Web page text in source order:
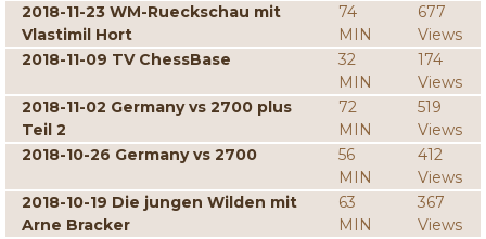
2018-11-23 WM-Rueckschau mit
Vlastimil Hort
74
MIN
677
Views
2018-11-09 TV ChessBase
32
MIN
174
Views
2018-11-02 Germany vs 2700 plus
Teil 2
72
MIN
519
Views
2018-10-26 Germany vs 2700
56
MIN
412
Views
2018-10-19 Die jungen Wilden mit
Arne Bracker
63
MIN
367
Views